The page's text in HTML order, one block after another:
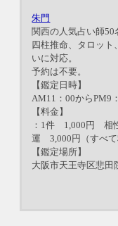
朱門
関西の人気占い師50
四柱推命、タロット
いに対応。
予約は不要。
【鑑定日時】
AM11：00からPM9
【料金】
：1件 1,000円 相
運 3,000円（すべて
【鑑定場所】
大阪市天王寺区悲田